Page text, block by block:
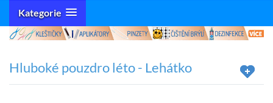
Kategorie
Hluboké pouzdro léto - Lehátko